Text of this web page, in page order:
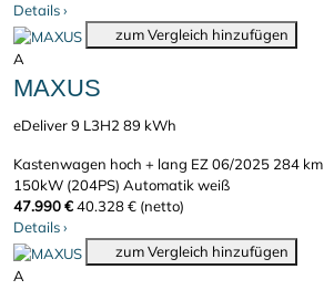
Details›
zum Vergleich hinzufügen
A
MAXUS
eDeliver 9 L3H2 89 kWh
Kastenwagen hoch + lang EZ 06/2025 284 km
150kW (204PS) Automatikweiß
47.990 €40.328 € (netto)
Details›
zum Vergleich hinzufügen
A